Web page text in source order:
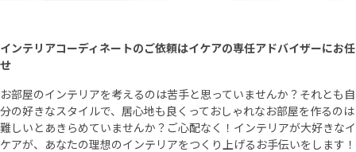
インテリアコーディネートのご依頼はイケアの専任アドバイザーにお任
せ
お部屋のインテリアを考えるのは苦手と思っていませんか？それとも自
分の好きなスタイルで、居心地も良くっておしゃれなお部屋を作るのは
難しいとあきらめていませんか？ご心配なく！インテリアが大好きなイ
ケアが、あなたの理想のインテリアをつくり上げるお手伝いをします！